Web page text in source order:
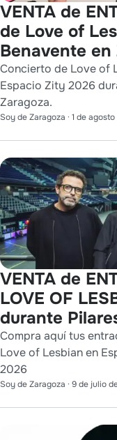
VENTA de
de Love of
Benavente en
Concierto de Love of
Espacio Zity 2026
Zaragoza.
Soy de Zaragoza · 1 de
VENTA de
LOVE OF
durante
Compra aquí tus
Love of Lesbian en
2026
Soy de Zaragoza · 9 de julio